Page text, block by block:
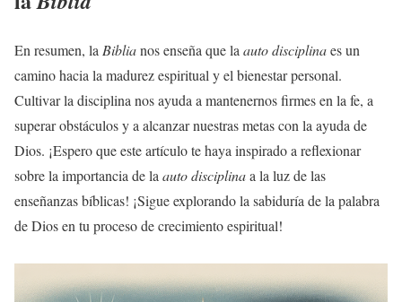
En resumen, la Biblianos enseña que la auto disciplinaes un
camino hacia la madurez espiritual y el bienestar personal.
Cultivar la disciplina nos ayuda a mantenernos firmes en la fe, a
superar obstáculos y a alcanzar nuestras metas con la ayuda de
Dios. ¡Espero que este artículo te haya inspirado a reflexionar
sobre la importancia de la auto disciplinaa la luz de las
enseñanzas bíblicas! ¡Sigue explorando la sabiduría de la palabra
de Dios en tu proceso de crecimiento espiritual!